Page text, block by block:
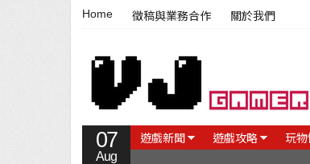
Home 徵稿與業務合作 關於我們
07
Aug
遊戲新聞 遊戲攻略 玩